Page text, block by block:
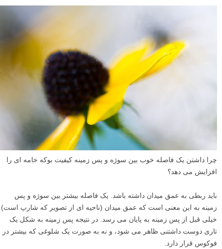
چرا داشتن یک فاصله خوب بین سوژه و پس زمینه کیفیت بوکه خامه ای را
افزایش می دهد؟
باید ربطی به عمق میدان داشته باشد. یک فاصله بیشتر بین سوژه و پس
زمینه به این معنی است که عمق میدان (ناحیه ای از تصویر که شارپ است)
خیلی قبل از پس زمینه به پایان می رسد. در نتیجه پس زمینه به شکل یک
تاری دوست داشتنی ظاهر می شود، و نه به صورت یک شلوغی که بیشتر در
فوکوس قرار دارد.